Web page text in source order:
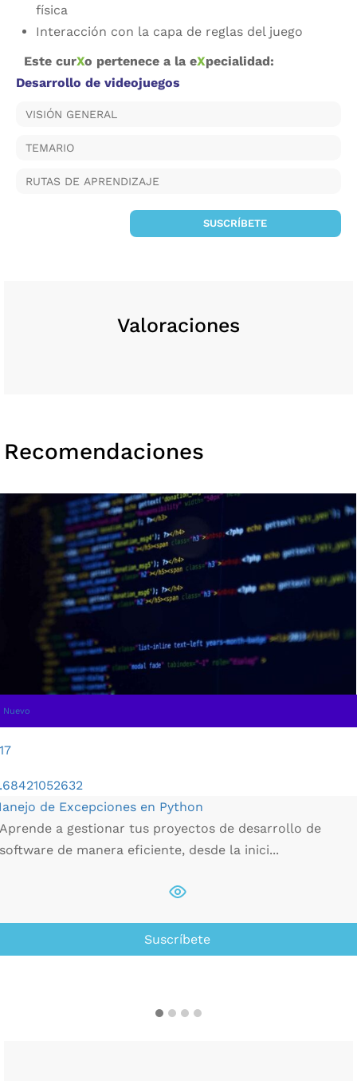
física
Interacción con la capa de reglas del juego
Este curXo pertenece a la eXpecialidad:
Desarrollo de videojuegos
VISIÓN GENERAL
TEMARIO
RUTAS DE APRENDIZAJE
SUSCRÍBETE
Valoraciones
Recomendaciones
Nuevo
de Excepciones en Python
Aprende a gestionar tus proyectos de desarrollo de
software de manera eficiente, desde la inici...
Suscríbete